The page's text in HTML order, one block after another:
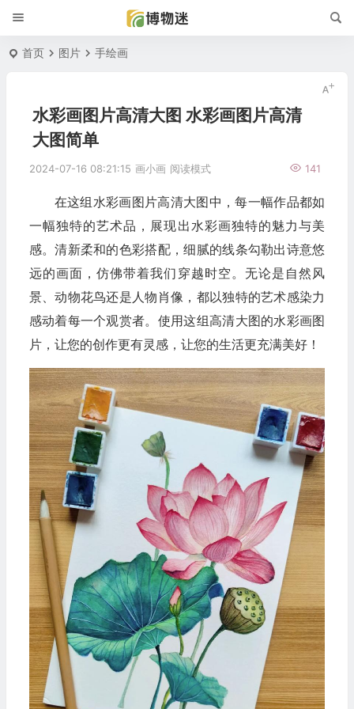
首页 图片 手绘画
水彩画图片高清大图 水彩画图片高清
大图简单
2024-07-16 08:21:15 画小画 141
阅读模式
在这组水彩画图片高清大图中，每一幅作品都如
一幅独特的艺术品，展现出水彩画独特的魅力与美
感。清新柔和的色彩搭配，细腻的线条勾勒出诗意悠
远的画面，仿佛带着我们穿越时空。无论是自然风
景、动物花鸟还是人物肖像，都以独特的艺术感染力
感动着每一个观赏者。使用这组高清大图的水彩画图
片，让您的创作更有灵感，让您的生活更充满美好！